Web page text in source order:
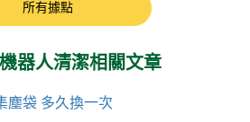
所有據點
器人清潔相關文章